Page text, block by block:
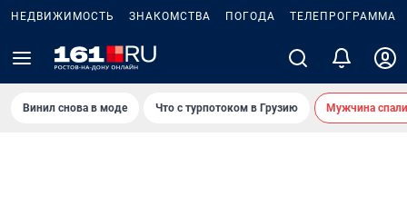
НЕДВИЖИМОСТЬ ЗНАКОМСТВА ПОГОДА ТЕЛЕПРОГРАММА
Винил снова в моде Что с турпотоком в Грузию Мужчина